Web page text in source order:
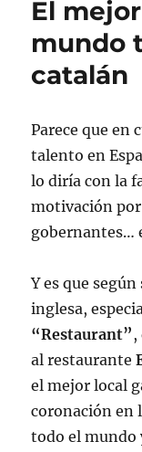
El
mundo
catalán
Parece que en
talento en
lo diría con la
motivación
gobernantes…
Y es que
inglesa,
“Restaurant”,
al restaurante
el mejor local
coronación en
todo el mundo